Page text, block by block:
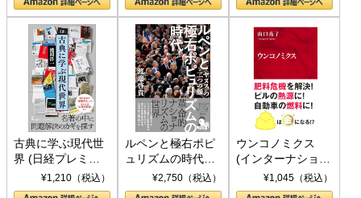
書)
古典に学ぶ現代世
界 (日経プレミア
シリーズ)¥1,210（税込）
ルペンと極右ポピ
ュリズムの時代：
〈ヤヌス〉の二つ
の顔
¥2,750（税込）
ウンコノミクス
(インターナショナ
ル新書)¥1,045（税込）